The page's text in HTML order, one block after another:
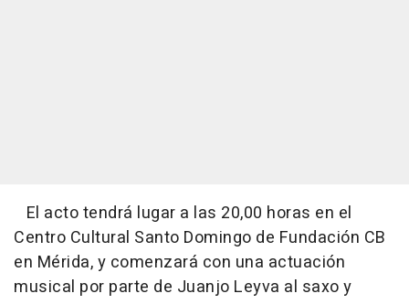
El acto tendrá lugar a las 20,00 horas en el
Centro Cultural Santo Domingo de Fundación CB
en Mérida, y comenzará con una actuación
musical por parte de Juanjo Leyva al saxo y